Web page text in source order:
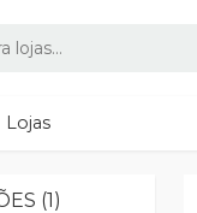
Lojas
(1)